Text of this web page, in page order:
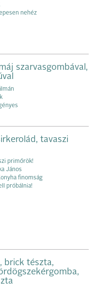
nehéz
szarvasgombával,
tavaszi
primőrök!
János
finomság
próbálnia!
brick tészta,